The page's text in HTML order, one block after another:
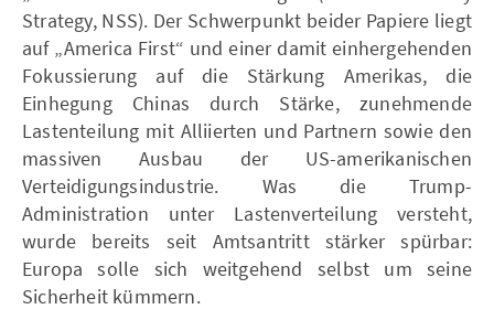
Strategy, NSS). Der Schwerpunkt beider Papiere liegt
auf „America First“ und einer damit einhergehenden
Fokussierung auf die Stärkung Amerikas, die
Einhegung Chinas durch Stärke, zunehmende
Lastenteilung mit Alliierten und Partnern sowie den
massiven Ausbau der US-amerikanischen
Verteidigungsindustrie. Was die Trump-
Administration unter Lastenverteilung versteht,
wurde bereits seit Amtsantritt stärker spürbar:
Europa solle sich weitgehend selbst um seine
Sicherheit kümmern.